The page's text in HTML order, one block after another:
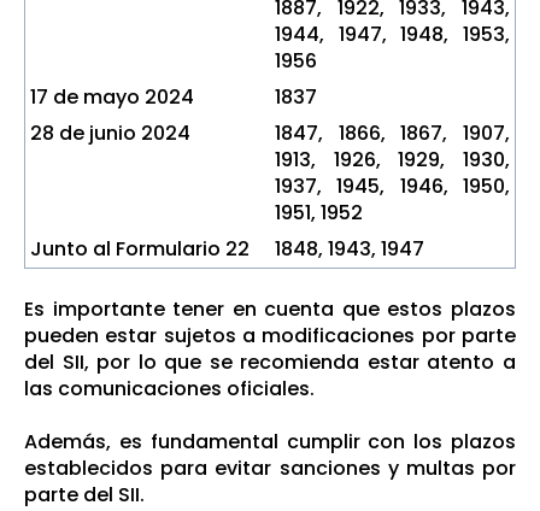
1887, 1922, 1933, 1943,
1944, 1947, 1948, 1953,
1956
17 de mayo 2024
1837
28 de junio 2024
1847, 1866, 1867, 1907,
1913, 1926, 1929, 1930,
1937, 1945, 1946, 1950,
1951, 1952
Junto al Formulario 22
1848, 1943, 1947
Es importante tener en cuenta que estos plazos
pueden estar sujetos a modificaciones por parte
del SII, por lo que se recomienda estar atento a
las comunicaciones oficiales.
Además, es fundamental cumplir con los plazos
establecidos para evitar sanciones y multas por
parte del SII.